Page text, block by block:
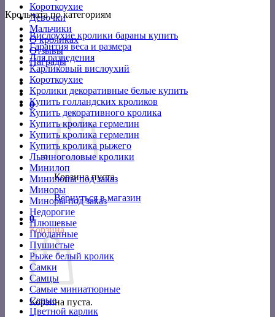
Короткоухие
Девочки
Мальчики
О кроликах
Отзывы
Награды
0
Корзина пуста.
Вернуться в магазин
0
Корзина
Корзина пуста.
Крольчата по категориям
Вислоухие кролики бараны купить
Гарантия веса и размера
Для разведения
Карликовый вислоухий
Короткоухие
Кролики декоративные белые купить
Купить голландских кроликов
Купить декоративного кролика
Купить кролика гермелин
Купить кролика гермелин
Купить кролика рыжего
Львиноголовые кролики
Минилоп
Минилопы под заказ
Миноры
Миноры под заказ
Недорогие
Плюшевые
Проданные
Пушистые
Рыже белый кролик
Самки
Самцы
Самые миниатюрные
Серые
Цветной карлик